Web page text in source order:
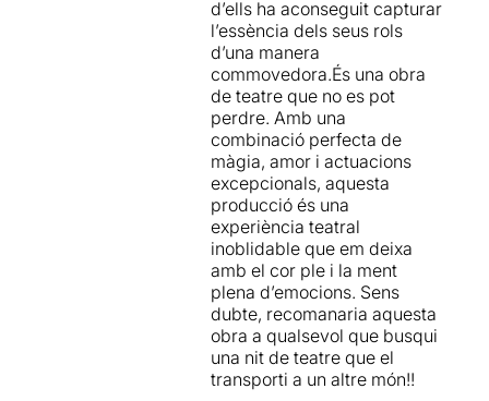
d’ells ha aconseguit capturar
l’essència dels seus rols
d’una manera
commovedora.És una obra
de teatre que no es pot
perdre. Amb una
combinació perfecta de
màgia, amor i actuacions
excepcionals, aquesta
producció és una
experiència teatral
inoblidable que em deixa
amb el cor ple i la ment
plena d’emocions. Sens
dubte, recomanaria aquesta
obra a qualsevol que busqui
una nit de teatre que el
transporti a un altre món!!